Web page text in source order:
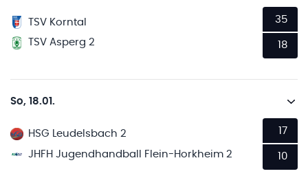
TSV Korntal
TSV Asperg 2
35
18
So, 18.01.
HSG Leudelsbach 2
JHFH Jugendhandball Flein-Horkheim 2
17
10